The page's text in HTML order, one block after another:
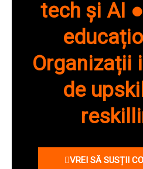
tech și AI
Organizații
de
VREI SĂ SUSȚII